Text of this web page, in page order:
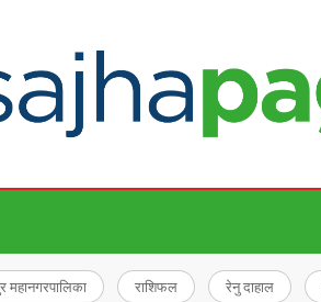
महानगरपालिका राशिफल रेनु दाहाल